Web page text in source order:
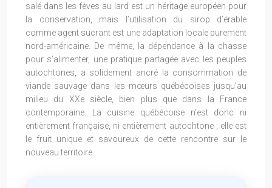
salé dans les fèves au lard est un héritage européen pour
la conservation, mais l’utilisation du sirop d’érable
comme agent sucrant est une adaptation locale purement
nord-américaine. De même, la dépendance à la chasse
pour s’alimenter, une pratique partagée avec les peuples
autochtones, a solidement ancré la consommation de
viande sauvage dans les mœurs québécoises jusqu’au
milieu du XXe siècle, bien plus que dans la France
contemporaine. La cuisine québécoise n’est donc ni
entièrement française, ni entièrement autochtone ; elle est
le fruit unique et savoureux de cette rencontre sur le
nouveau territoire.